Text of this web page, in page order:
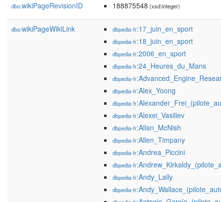
dbo:wikiPageRevisionID 188875548 (xsd:integer)
dbo:wikiPageWikiLink dbpedia-fr:17_juin_en_sport
dbpedia-fr:18_juin_en_sport
dbpedia-fr:2006_en_sport
dbpedia-fr:24_Heures_du_Mans
dbpedia-fr
dbpedia-fr:Alex_Yoong
dbpedia-fr
dbpedia-fr:Alexei_Vasiliev
dbpedia-fr:Allan_McNish
dbpedia-fr:Allen_Timpany
dbpedia-fr:Andrea_Piccini
dbpedia-fr
dbpedia-fr:Andy_Lally
dbpedia-fr